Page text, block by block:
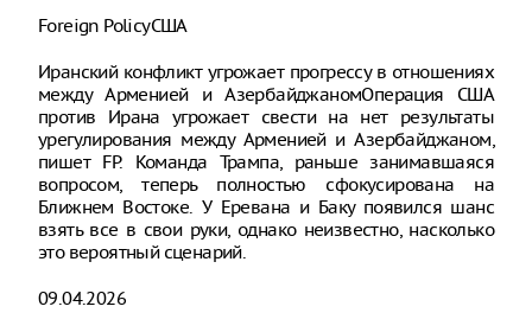
Foreign PolicyСША
Иранский конфликт угрожает прогрессу в отношениях
между Арменией и АзербайджаномОперация США
против Ирана угрожает свести на нет результаты
урегулирования между Арменией и Азербайджаном,
пишет FP. Команда Трампа, раньше занимавшаяся
вопросом, теперь полностью сфокусирована на
Ближнем Востоке. У Еревана и Баку появился шанс
взять все в свои руки, однако неизвестно, насколько
это вероятный сценарий.
09.04.2026